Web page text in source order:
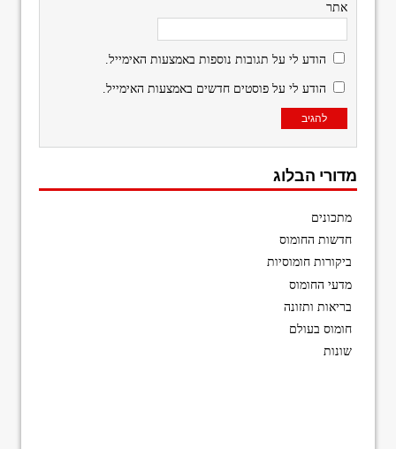
אתר
הודע לי על תגובות נוספות באמצעות האימייל.
הודע לי על פוסטים חדשים באמצעות האימייל.
מדורי הבלוג
מתכונים
חדשות החומוס
ביקורות חומוסיות
מדעי החומוס
בריאות ותזונה
חומוס בעולם
שונות